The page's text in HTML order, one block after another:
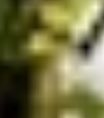
Epernay
Reims